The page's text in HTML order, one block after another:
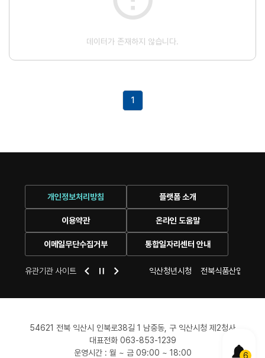
데이터가 존재하지 않습니다.
1
개인정보처리방침 플랫폼 소개
이용약관 온라인 도움말
이메일무단수집거부 통합일자리센터 안내
유관기관 사이트
익산 시청 익산여성새로일하기센터 익산청년시청 전북식품산업일자
54621 전북 익산시 인북로38길 1 남중동, 구 익산시청 제2청사
대표전화 063-853-1239
운영시간 : 월 ~ 금 09:00 ~ 18:00
6